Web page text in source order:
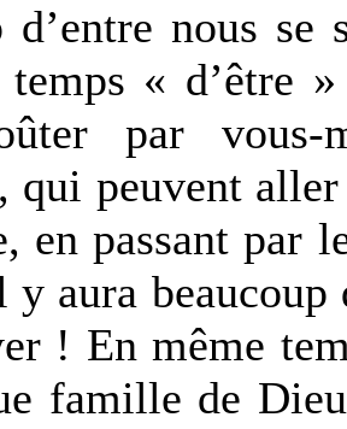
d’entre nous
« d’être
par vous-
qui peuvent
en passant par
aura beaucoup
! En même
famille de